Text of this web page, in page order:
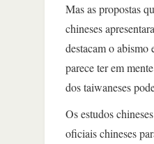
Mas as propostas
chineses
destacam o abismo
parece ter em
dos taiwaneses
Os estudos
oficiais chineses